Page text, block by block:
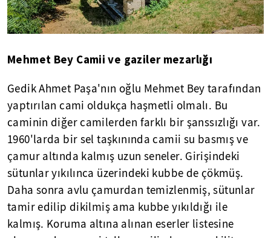
Mehmet Bey Camii ve gaziler mezarlığı
Gedik Ahmet Paşa'nın oğlu Mehmet Bey tarafından
yaptırılan cami oldukça haşmetli olmalı. Bu
caminin diğer camilerden farklı bir şanssızlığı var.
1960'larda bir sel taşkınında camii su basmış ve
çamur altında kalmış uzun seneler. Girişindeki
sütunlar yıkılınca üzerindeki kubbe de çökmüş.
Daha sonra avlu çamurdan temizlenmiş, sütunlar
tamir edilip dikilmiş ama kubbe yıkıldığı ile
kalmış. Koruma altına alınan eserler listesine